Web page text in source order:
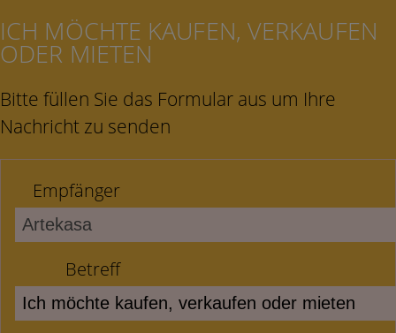
ICH MÖCHTE KAUFEN, VERKAUFEN
ODER MIETEN
Bitte füllen Sie das Formular aus um Ihre
Nachricht zu senden
Empfänger
Betreff